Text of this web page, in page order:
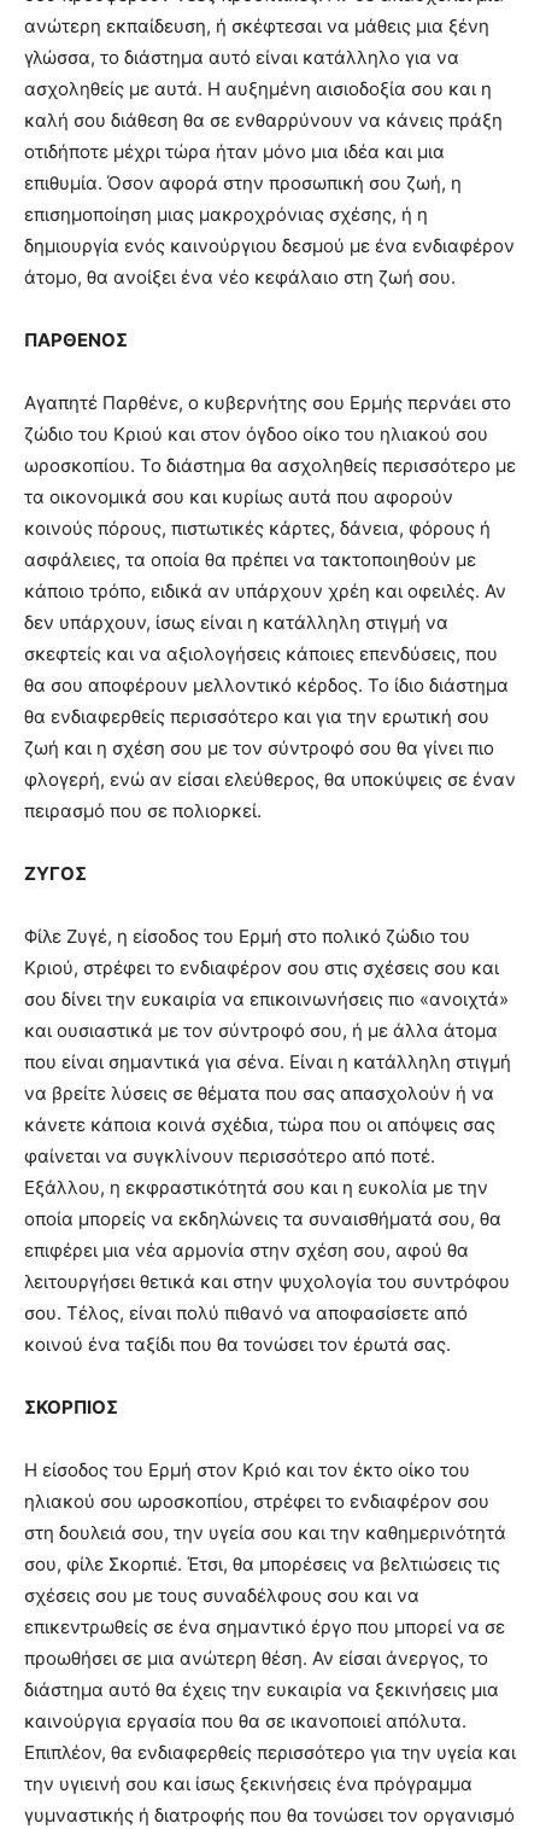
ανώτερη εκπαίδευση, ή σκέφτεσαι να μάθεις μια ξένη
γλώσσα, το διάστημα αυτό είναι κατάλληλο για να
ασχοληθείς με αυτά. Η αυξημένη αισιοδοξία σου και η
καλή σου διάθεση θα σε ενθαρρύνουν να κάνεις πράξη
οτιδήποτε μέχρι τώρα ήταν μόνο μια ιδέα και μια
επιθυμία. Όσον αφορά στην προσωπική σου ζωή, η
επισημοποίηση μιας μακροχρόνιας σχέσης, ή η
δημιουργία ενός καινούργιου δεσμού με ένα ενδιαφέρον
άτομο, θα ανοίξει ένα νέο κεφάλαιο στη ζωή σου.
ΠΑΡΘΕΝΟΣ
Αγαπητέ Παρθένε, ο κυβερνήτης σου Ερμής περνάει στο
ζώδιο του Κριού και στον όγδοο οίκο του ηλιακού σου
ωροσκοπίου. Το διάστημα θα ασχοληθείς περισσότερο με
τα οικονομικά σου και κυρίως αυτά που αφορούν
κοινούς πόρους, πιστωτικές κάρτες, δάνεια, φόρους ή
ασφάλειες, τα οποία θα πρέπει να τακτοποιηθούν με
κάποιο τρόπο, ειδικά αν υπάρχουν χρέη και οφειλές. Αν
δεν υπάρχουν, ίσως είναι η κατάλληλη στιγμή να
σκεφτείς και να αξιολογήσεις κάποιες επενδύσεις, που
θα σου αποφέρουν μελλοντικό κέρδος. Το ίδιο διάστημα
θα ενδιαφερθείς περισσότερο και για την ερωτική σου
ζωή και η σχέση σου με τον σύντροφό σου θα γίνει πιο
φλογερή, ενώ αν είσαι ελεύθερος, θα υποκύψεις σε έναν
πειρασμό που σε πολιορκεί.
ΖΥΓΟΣ
Φίλε Ζυγέ, η είσοδος του Ερμή στο πολικό ζώδιο του
Κριού, στρέφει το ενδιαφέρον σου στις σχέσεις σου και
σου δίνει την ευκαιρία να επικοινωνήσεις πιο «ανοιχτά»
και ουσιαστικά με τον σύντροφό σου, ή με άλλα άτομα
που είναι σημαντικά για σένα. Είναι η κατάλληλη στιγμή
να βρείτε λύσεις σε θέματα που σας απασχολούν ή να
κάνετε κάποια κοινά σχέδια, τώρα που οι απόψεις σας
φαίνεται να συγκλίνουν περισσότερο από ποτέ.
Εξάλλου, η εκφραστικότητά σου και η ευκολία με την
οποία μπορείς να εκδηλώνεις τα συναισθήματά σου, θα
επιφέρει μια νέα αρμονία στην σχέση σου, αφού θα
λειτουργήσει θετικά και στην ψυχολογία του συντρόφου
σου. Τέλος, είναι πολύ πιθανό να αποφασίσετε από
κοινού ένα ταξίδι που θα τονώσει τον έρωτά σας.
ΣΚΟΡΠΙΟΣ
Η είσοδος του Ερμή στον Κριό και τον έκτο οίκο του
ηλιακού σου ωροσκοπίου, στρέφει το ενδιαφέρον σου
στη δουλειά σου, την υγεία σου και την καθημερινότητά
σου, φίλε Σκορπιέ. Έτσι, θα μπορέσεις να βελτιώσεις τις
σχέσεις σου με τους συναδέλφους σου και να
επικεντρωθείς σε ένα σημαντικό έργο που μπορεί να σε
προωθήσει σε μια ανώτερη θέση. Αν είσαι άνεργος, το
διάστημα αυτό θα έχεις την ευκαιρία να ξεκινήσεις μια
καινούργια εργασία που θα σε ικανοποιεί απόλυτα.
Επιπλέον, θα ενδιαφερθείς περισσότερο για την υγεία και
την υγιεινή σου και ίσως ξεκινήσεις ένα πρόγραμμα
γυμναστικής ή διατροφής που θα τονώσει τον οργανισμό